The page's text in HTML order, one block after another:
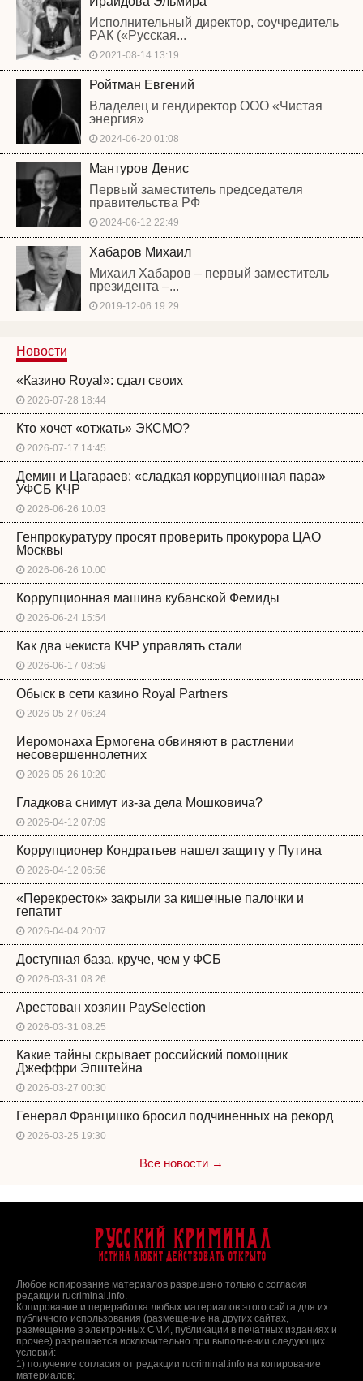
Исполнительный директор, соучредитель
РАК («Русская...
2021-08-14 13:19
Ройтман Евгений
Владелец и гендиректор ООО «Чистая
энергия»
2024-06-20 01:08
Мантуров Денис
Первый заместитель председателя
правительства РФ
2024-06-12 22:49
Хабаров Михаил
Михаил Хабаров – первый заместитель
президента –...
2019-12-06 19:29
Новости
«Казино Royal»: сдал своих
2026-07-28 18:44
Кто хочет «отжать» ЭКСМО?
2026-07-17 14:45
Демин и Цагараев: «сладкая коррупционная пара»
УФСБ КЧР
2026-06-26 10:03
Генпрокуратуру просят проверить прокурора ЦАО
Москвы
2026-06-26 10:00
Коррупционная машина кубанской Фемиды
2026-06-24 15:54
Как два чекиста КЧР управлять стали
2026-06-17 08:59
Обыск в сети казино Royal Partners
2026-05-27 06:24
Иеромонаха Ермогена обвиняют в растлении
несовершеннолетних
2026-05-26 10:20
Гладкова снимут из-за дела Мошковича?
2026-04-12 07:09
Коррупционер Кондратьев нашел защиту у Путина
2026-04-12 06:56
«Перекресток» закрыли за кишечные палочки и
гепатит
2026-04-04 20:07
Доступная база, круче, чем у ФСБ
2026-03-31 08:26
Арестован хозяин PaySelection
2026-03-31 08:25
Какие тайны скрывает российский помощник
Джеффри Эпштейна
2026-03-27 00:30
Генерал Францишко бросил подчиненных на рекорд
2026-03-25 19:30
Все новости →
Русский Криминал
Истина любит действовать открыто
Любое копирование материалов разрешено только с согласия
редакции rucriminal.info.
Копирование и переработка любых материалов этого сайта для их
публичного использования (размещение на других сайтах,
размещение в электронных СМИ, публикации в печатных изданиях и
прочее) разрешается исключительно при выполнении следующих
условий:
1) получение согласия от редакции rucriminal.info на копирование
материалов;